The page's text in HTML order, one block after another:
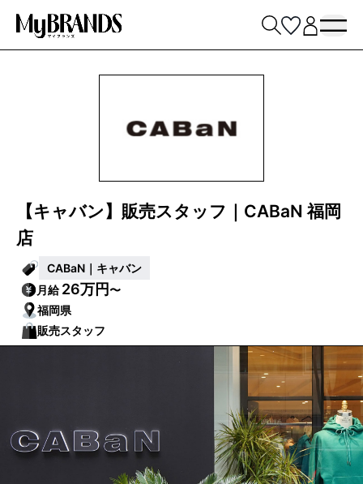
【キャバン】販売スタッフ｜CABaN 福岡
店
CABaN｜キャバン
月給26万円〜
福岡県
販売スタッフ